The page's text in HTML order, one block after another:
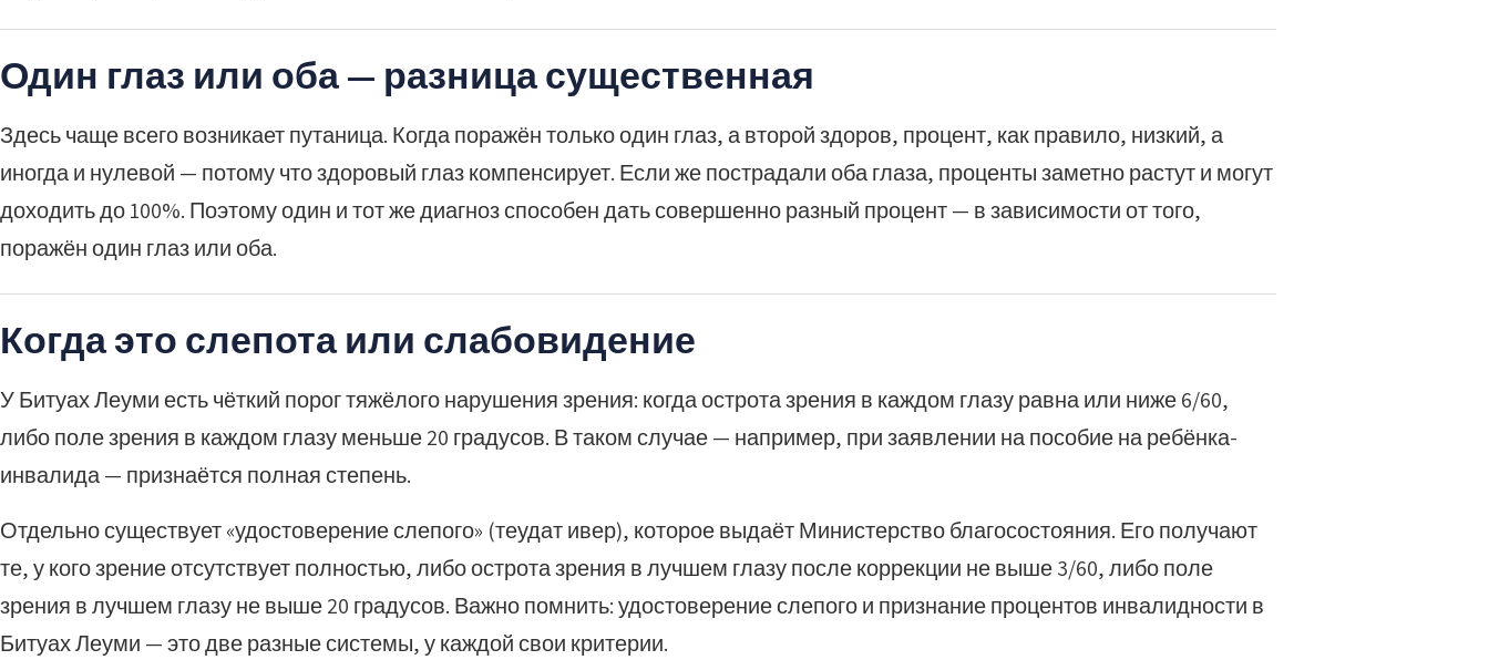
Один глаз или оба — разница существенная
Здесь чаще всего возникает путаница. Когда поражён только один глаз, а второй здоров, процент, как правило, низкий, а
иногда и нулевой — потому что здоровый глаз компенсирует. Если же пострадали оба глаза, проценты заметно растут и могут
доходить до 100%. Поэтому один и тот же диагноз способен дать совершенно разный процент — в зависимости от того,
поражён один глаз или оба.
Когда это слепота или слабовидение
У Битуах Леуми есть чёткий порог тяжёлого нарушения зрения: когда острота зрения в каждом глазу равна или ниже 6/60,
либо поле зрения в каждом глазу меньше 20 градусов. В таком случае — например, при заявлении на пособие на ребёнка-
инвалида — признаётся полная степень.
Отдельно существует «удостоверение слепого» (теудат ивер), которое выдаёт Министерство благосостояния. Его получают
те, у кого зрение отсутствует полностью, либо острота зрения в лучшем глазу после коррекции не выше 3/60, либо поле
зрения в лучшем глазу не выше 20 градусов. Важно помнить: удостоверение слепого и признание процентов инвалидности в
Битуах Леуми — это две разные системы, у каждой свои критерии.